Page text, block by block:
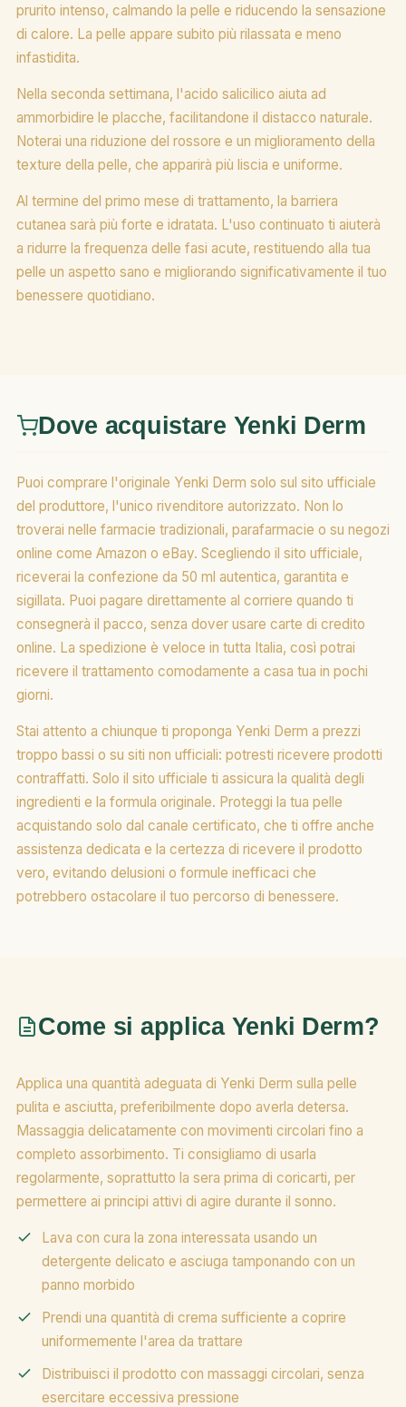
prurito intenso, calmando la pelle e riducendo la sensazione
di calore. La pelle appare subito più rilassata e meno
infastidita.
Nella seconda settimana, l'acido salicilico aiuta ad
ammorbidire le placche, facilitandone il distacco naturale.
Noterai una riduzione del rossore e un miglioramento della
texture della pelle, che apparirà più liscia e uniforme.
Al termine del primo mese di trattamento, la barriera
cutanea sarà più forte e idratata. L'uso continuato ti aiuterà
a ridurre la frequenza delle fasi acute, restituendo alla tua
pelle un aspetto sano e migliorando significativamente il tuo
benessere quotidiano.
Dove acquistare Yenki Derm
Puoi comprare l'originale Yenki Derm solo sul sito ufficiale
del produttore, l'unico rivenditore autorizzato. Non lo
troverai nelle farmacie tradizionali, parafarmacie o su negozi
online come Amazon o eBay. Scegliendo il sito ufficiale,
riceverai la confezione da 50 ml autentica, garantita e
sigillata. Puoi pagare direttamente al corriere quando ti
consegnerà il pacco, senza dover usare carte di credito
online. La spedizione è veloce in tutta Italia, così potrai
ricevere il trattamento comodamente a casa tua in pochi
giorni.
Stai attento a chiunque ti proponga Yenki Derm a prezzi
troppo bassi o su siti non ufficiali: potresti ricevere prodotti
contraffatti. Solo il sito ufficiale ti assicura la qualità degli
ingredienti e la formula originale. Proteggi la tua pelle
acquistando solo dal canale certificato, che ti offre anche
assistenza dedicata e la certezza di ricevere il prodotto
vero, evitando delusioni o formule inefficaci che
potrebbero ostacolare il tuo percorso di benessere.
Come si applica Yenki Derm?
Applica una quantità adeguata di Yenki Derm sulla pelle
pulita e asciutta, preferibilmente dopo averla detersa.
Massaggia delicatamente con movimenti circolari fino a
completo assorbimento. Ti consigliamo di usarla
regolarmente, soprattutto la sera prima di coricarti, per
permettere ai principi attivi di agire durante il sonno.
Lava con cura la zona interessata usando un
detergente delicato e asciuga tamponando con un
panno morbido
Prendi una quantità di crema sufficiente a coprire
uniformemente l'area da trattare
Distribuisci il prodotto con massaggi circolari, senza
esercitare eccessiva pressione